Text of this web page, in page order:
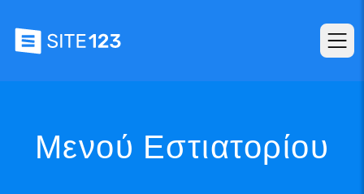
Μενού Εστιατορίου